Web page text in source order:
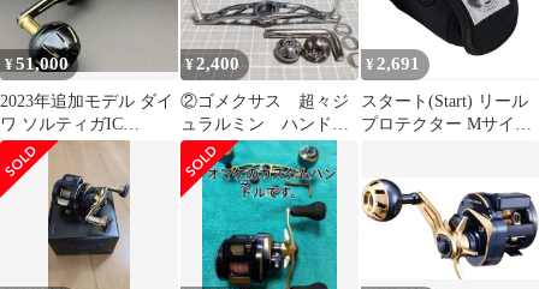
¥51,000
2023年追加モデル ダイ
ワ ソルティガIC
100HL-DH 左ハンドル
¥2,400
②ゴメクサス 超々ジ
ュラルミン ハンド
ル 軸間100㎜ ベイ
トリール
¥ 2,691
スタート(Start) リール
プロテクター Mサイズ